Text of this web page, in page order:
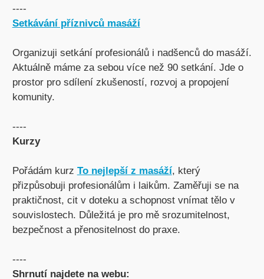
----
Setkávání příznivců masáží
Organizuji setkání profesionálů i nadšenců do masáží.
Aktuálně máme za sebou více než 90 setkání. Jde o
prostor pro sdílení zkušeností, rozvoj a propojení
komunity.
----
Kurzy
Pořádám kurz To nejlepší z masáží, který
přizpůsobuji profesionálům i laikům. Zaměřuji se na
praktičnost, cit v doteku a schopnost vnímat tělo v
souvislostech. Důležitá je pro mě srozumitelnost,
bezpečnost a přenositelnost do praxe.
----
Shrnutí najdete na webu: